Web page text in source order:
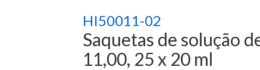
HI50011-02
Saquetas de solução
11,00, 25 x 20 ml